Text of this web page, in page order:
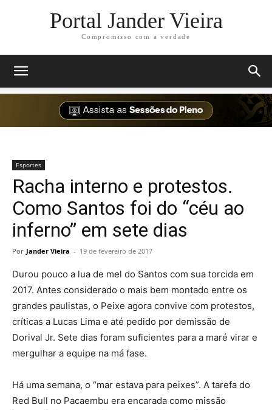
Portal Jander Vieira
Compromisso com a verdade
Esportes
Racha interno e protestos.
Como Santos foi do “céu ao
inferno” em sete dias
Por Jander Vieira - 19 de fevereiro de 2017
Durou pouco a lua de mel do Santos com sua torcida em
2017. Antes considerado o mais bem montado entre os
grandes paulistas, o Peixe agora convive com protestos,
críticas a Lucas Lima e até pedido por demissão de
Dorival Jr. Sete dias foram suficientes para a maré virar e
mergulhar a equipe na má fase.
Há uma semana, o “mar estava para peixes”. A tarefa do
Red Bull no Pacaembu era encarada como missão